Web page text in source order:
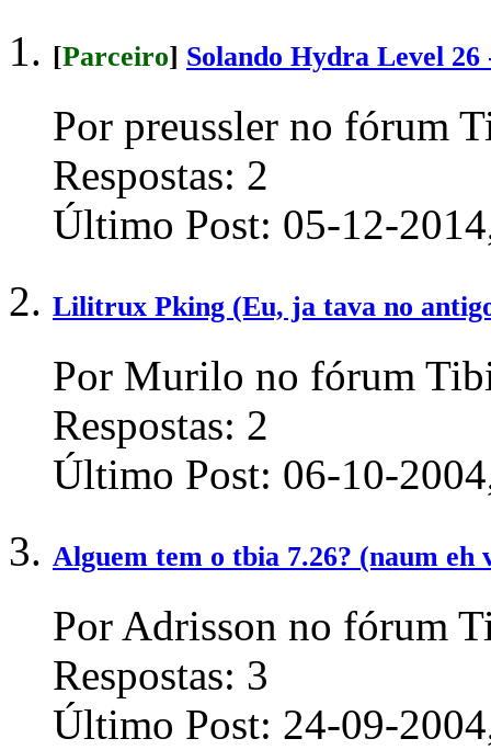
[Parceiro] Solando Hydra Level 26
Por preussler no fórum
Respostas: 2
Último Post: 05-12-
Lilitrux Pking (Eu, ja tava no
Por Murilo no fórum
Respostas: 2
Último Post: 06-10-
Alguem tem o tbia 7.26? (naum eh
Por Adrisson no fórum
Respostas: 3
Último Post: 24-09-